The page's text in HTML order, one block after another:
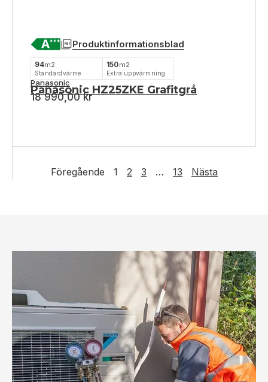
Produktinformationsblad
94m2
Standardvärme
150m2
Extra uppvärmning
Panasonic
Panasonic HZ25ZKE Grafitgrå
18 990,00kr
Föregående 1 2 3 … 13 Nästa